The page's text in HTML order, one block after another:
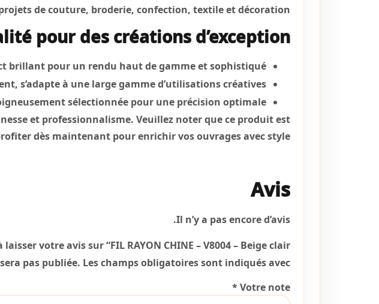
de couture, broderie, confection, textile et décoration.
pour des créations d’exception
brillant pour un rendu haut de gamme et sophistiqué
s’adapte à une large gamme d’utilisations créatives
sélectionnée pour une précision optimale
et professionnalisme. Veuillez noter que ce produit est
dès maintenant pour enrichir vos ouvrages avec style.
Avis
Il n’y a pas encore d’avis.
votre avis sur “FIL RAYON CHINE – V8004 – Beige clair”
pas publiée. Les champs obligatoires sont indiqués avec
Votre note
*